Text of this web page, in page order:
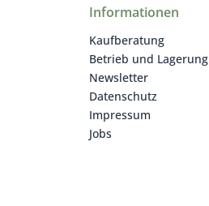
Informationen
Kaufberatung
Betrieb und Lagerung
Newsletter
Datenschutz
Impressum
Jobs